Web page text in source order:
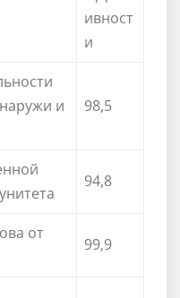
ивност
и
и
98,5
94,8
от
99,9